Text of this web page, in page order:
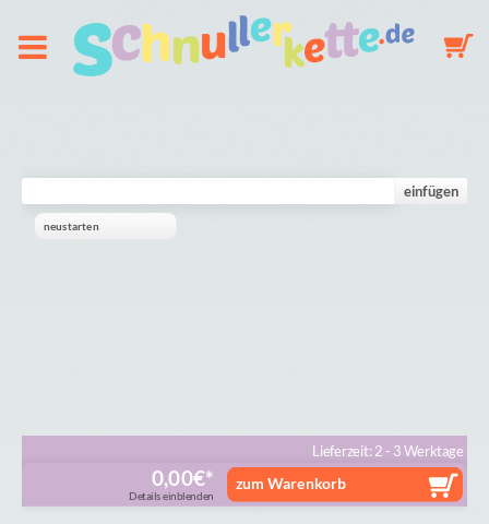
einfügen
neustarten
Lieferzeit: 2 - 3 Werktage
0,00€
Details einblenden
zum Warenkorb